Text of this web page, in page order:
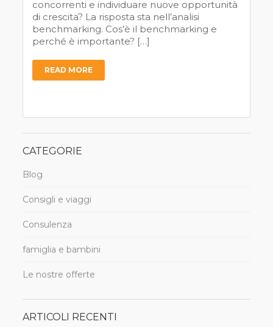
concorrenti e individuare nuove opportunità
di crescita? La risposta sta nell’analisi
benchmarking. Cos’è il benchmarking e
perché è importante? […]
READ MORE
CATEGORIE
Blog
Consigli e viaggi
Consulenza
famiglia e bambini
Le nostre offerte
ARTICOLI RECENTI